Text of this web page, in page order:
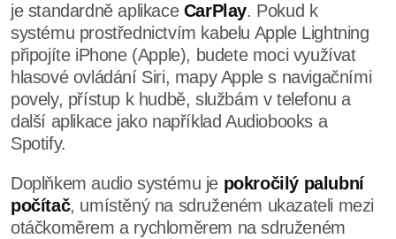
je standardně aplikace CarPlay. Pokud k
systému prostřednictvím kabelu Apple Lightning
připojíte iPhone (Apple), budete moci využívat
hlasové ovládání Siri, mapy Apple s navigačními
povely, přístup k hudbě, službám v telefonu a
další aplikace jako například Audiobooks a
Spotify.
Doplňkem audio systému je pokročilý palubní
počítač, umístěný na sdruženém ukazateli mezi
otáčkoměrem a rychloměrem na sdruženém